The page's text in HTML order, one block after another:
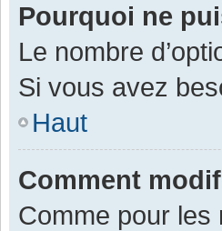
Pourquoi ne
Le nombre
Si vous avez
Haut
Comment
Comme pour les